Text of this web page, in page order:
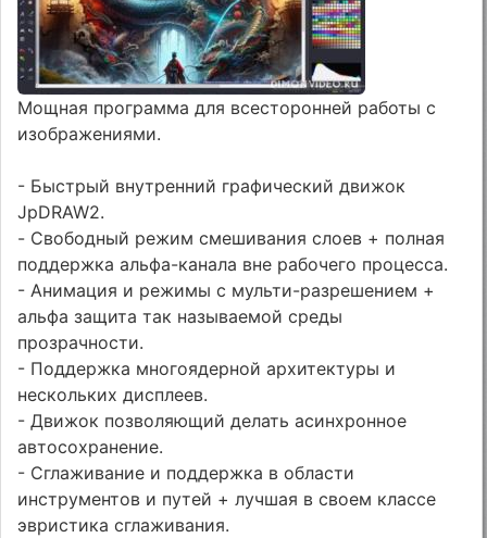
Мощная программа для всесторонней работы с
изображениями.
- Быстрый внутренний графический движок
JpDRAW2.
- Свободный режим смешивания слоев + полная
поддержка альфа-канала вне рабочего процесса.
- Анимация и режимы с мульти-разрешением +
альфа защита так называемой среды
прозрачности.
- Поддержка многоядерной архитектуры и
нескольких дисплеев.
- Движок позволяющий делать асинхронное
автосохранение.
- Сглаживание и поддержка в области
инструментов и путей + лучшая в своем классе
эвристика сглаживания.